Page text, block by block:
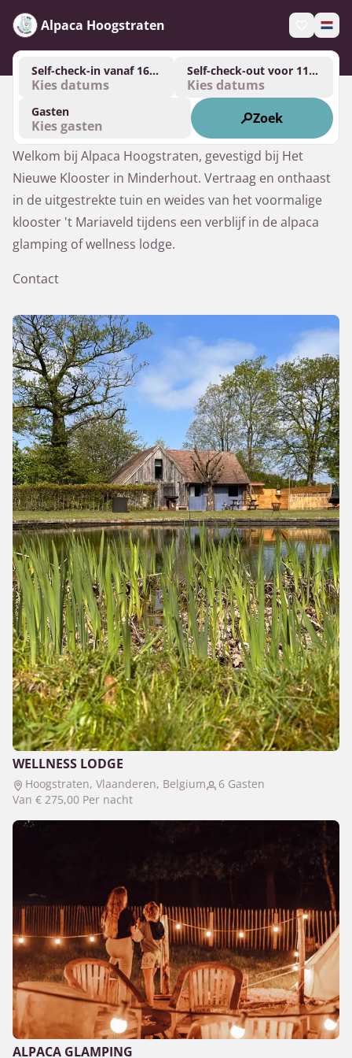
Alpaca Hoogstraten
Self-check-in vanaf 16:00
Kies datums
Self-check-out voor 11:00
Kies datums
Gasten
Kies gasten Zoek
Welkom bij Alpaca Hoogstraten, gevestigd bij Het
Nieuwe Klooster in Minderhout. Vertraag en onthaast
in de uitgestrekte tuin en weides van het voormalige
klooster 't Mariaveld tijdens een verblijf in de alpaca
glamping of wellness lodge.
Contact
WELLNESS LODGE
Hoogstraten, Vlaanderen, Belgium
6 Gasten
Van € 275,00 Per nacht
ALPACA GLAMPING